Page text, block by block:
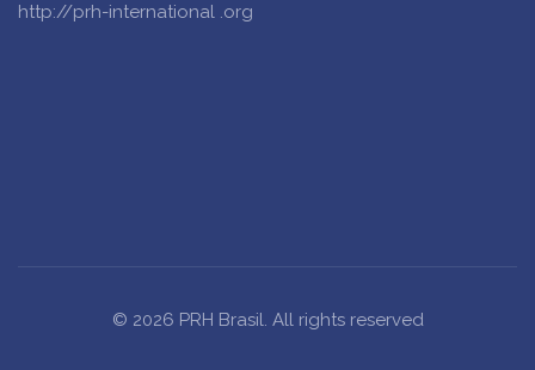
http://prh-international .org
© 2026 PRH Brasil. All rights reserved